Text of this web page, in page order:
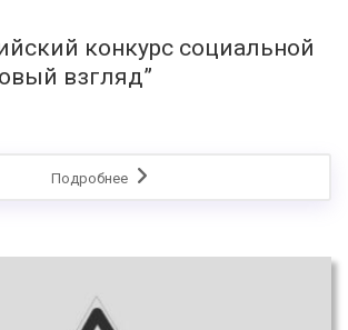
конкурс социальной
взгляд”
Подробнее